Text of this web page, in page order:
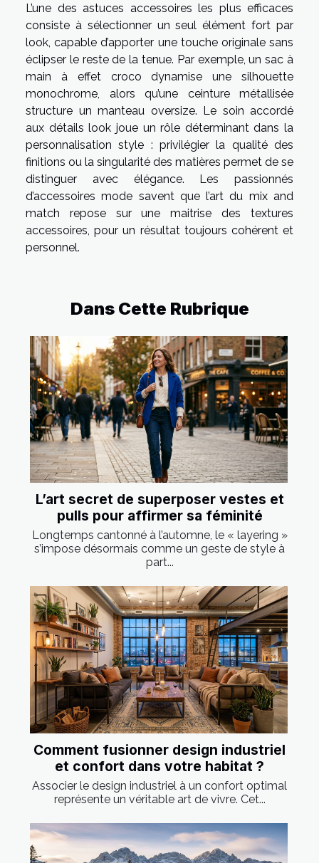
L’une des astuces accessoires les plus efficaces
consiste à sélectionner un seul élément fort par
look, capable d’apporter une touche originale sans
éclipser le reste de la tenue. Par exemple, un sac à
main à effet croco dynamise une silhouette
monochrome, alors qu’une ceinture métallisée
structure un manteau oversize. Le soin accordé
aux détails look joue un rôle déterminant dans la
personnalisation style : privilégier la qualité des
finitions ou la singularité des matières permet de se
distinguer avec élégance. Les passionnés
d’accessoires mode savent que l’art du mix and
match repose sur une maitrise des textures
accessoires, pour un résultat toujours cohérent et
personnel.
Dans Cette Rubrique
L’art secret de superposer vestes et
pulls pour affirmer sa féminité
Longtemps cantonné à l’automne, le « layering »
s’impose désormais comme un geste de style à
part...
Comment fusionner design industriel
et confort dans votre habitat ?
Associer le design industriel à un confort optimal
représente un véritable art de vivre. Cet...